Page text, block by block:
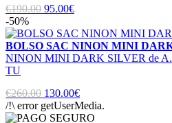
€190.00 95.00€
-50%
BOLSO SAC NINON MINI
NINON MINI DARK SILVER de
TU
€260.00 130.00€
/!\ error getUserMedia.